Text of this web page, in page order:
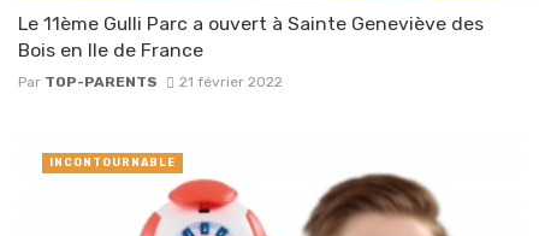
Le 11ème Gulli Parc a ouvert à Sainte Geneviève des
Bois en Ile de France
Par TOP-PARENTS 21 février 2022
INCONTOURNABLE